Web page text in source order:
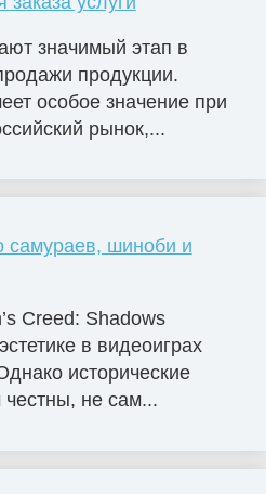
значимый этап в
продукции.
особое значение при
рынок,...
самураев, шиноби и
Creed: Shadows
в видеоиграх
исторические
честны, не сам...